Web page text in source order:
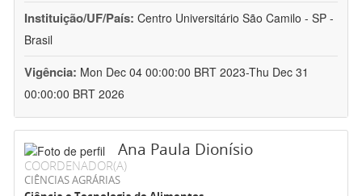
Instituição/UF/País: Centro Universitário São Camilo - SP -
Brasil
Vigência: Mon Dec 04 00:00:00 BRT 2023-Thu Dec 31
00:00:00 BRT 2026
Ana Paula Dionísio
COORDENADOR(A)
CIÊNCIAS AGRÁRIAS